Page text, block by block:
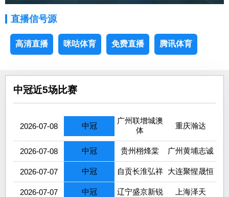
直播信号源
高清直播 咪咕体育 免费直播 腾讯体育
中冠近5场比赛
2026-07-08 中冠
广州联增城澳
体
重庆瀚达
2026-07-08 中冠 贵州栩烽棠 广州黄埔志诚
2026-07-07 中冠 自贡长淮弘祥 大连聚惺晟恒
2026-07-07 中冠 辽宁盛京新锐 上海泽天